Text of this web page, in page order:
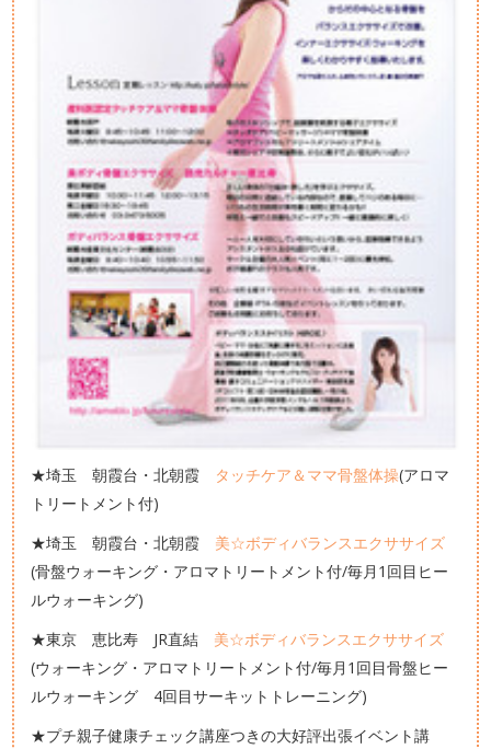
★埼玉 朝霞台・北朝霞 タッチケア＆ママ骨盤体操(アロマ
トリートメント付)
★埼玉 朝霞台・北朝霞
美☆ボディバランスエクササイズ
(骨盤ウォーキング・アロマトリートメント付/毎月1回目ヒー
ルウォーキング)
★東京 恵比寿 JR直結 美☆ボディバランスエクササイズ
(ウォーキング・アロマトリートメント付/毎月1回目骨盤ヒー
ルウォーキング 4回目サーキットトレーニング)
★プチ親子健康チェック講座つきの大好評出張イベント講